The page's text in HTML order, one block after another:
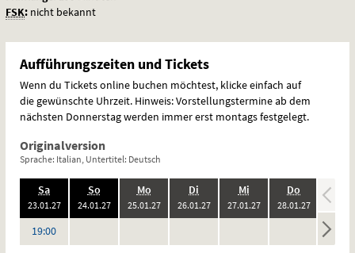
FSK: nicht bekannt
Aufführungszeiten und Tickets
Wenn du Tickets online buchen möchtest, klicke einfach auf
die gewünschte Uhrzeit. Hinweis: Vorstellungstermine ab dem
nächsten Donnerstag werden immer erst montags festgelegt.
Originalversion
Sprache: Italian, Untertitel: Deutsch
Sa.,
23.01.20
27:
19:00Uhr
So.,
24.01.20
27:
Vorstellungen
Mo.,
25.01.20
27:
Vorstellungen
Di
26.01.20
27:
Vorstellungen
Mi.,
27.01.20
27:
Vorstellungen
Do
28.01.20
27:
Vorstellungen
29.01.
keine